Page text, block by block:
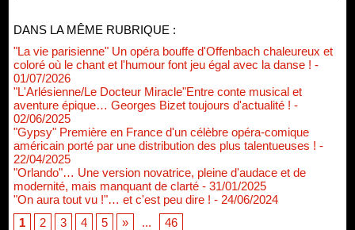
DANS LA MÊME RUBRIQUE :
"La vie parisienne" Un opéra bouffe d'Offenbach chaleureux et
coloré où le chant et l'humour font jeu égal avec la danse ! -
01/07/2026
"L'Arlésienne/Le Docteur Miracle"Entre conte musical et
aventure épique… Georges Bizet toujours d'actualité ! -
02/06/2025
"Gypsy" Première en France d'un célèbre opéra-comique
américain porté par une distribution des plus talentueuses ! -
22/04/2025
"Orlando"… Une version novatrice, pleine d'audace et de
modernité, mais manquant de clarté - 31/01/2025
"On aura tout vu !"… et c'est peu dire ! - 24/06/2024
1
2 3 4 5 » ... 46